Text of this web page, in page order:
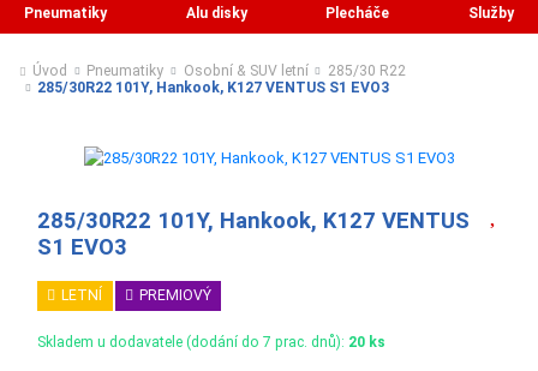
Pneumatiky Alu disky Plecháče Služby
Úvod Pneumatiky Osobní & SUV letní
285/30 R22
285/30R22 101Y, Hankook, K127 VENTUS S1 EVO3
285/30R22 101Y, Hankook, K127 VENTUS
S1 EVO3
LETNÍ PREMIOVÝ
Skladem u dodavatele (dodání do 7 prac. dnů): 20 ks